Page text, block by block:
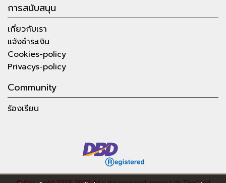
การสนับสนุน
เกี่ยวกับเรา
แจ้งชำระเงิน
Cookies-policy
Privacys-policy
Community
ร้องเรียน